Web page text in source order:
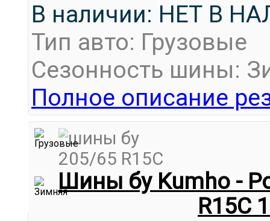
В наличии: НЕТ В
Тип авто: Грузовые
Сезонность шины:
Полное описание
Шины бу Kumho -
R15C